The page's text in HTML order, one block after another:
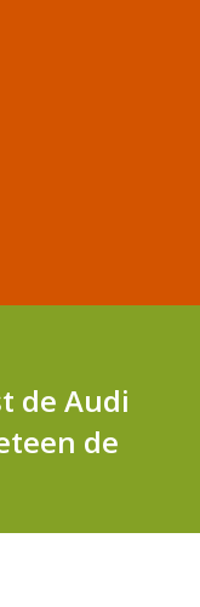
de Audi
de